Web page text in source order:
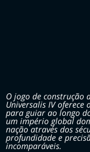
O jogo de construção
Universalis IV oferece
para guiar ao longo
um império global
nação através dos
profundidade e
incomparáveis.